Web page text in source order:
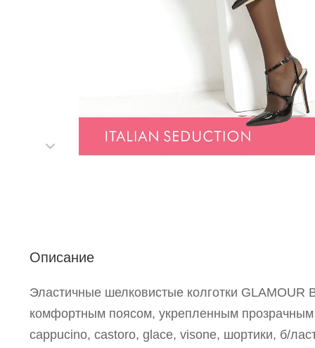
Описание
Эластичные шелковистые колготки GLAMOUR
комфортным поясом, укрепленным
cappucino, castoro, glace, visone, шортики, б/